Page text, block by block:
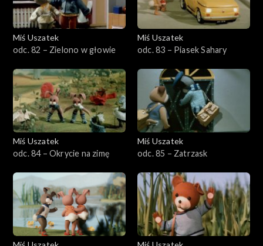
Miś Uszatek
odc. 82 – Zielono w głowie
Miś Uszatek
odc. 83 – Piasek Sahary
Miś Uszatek
odc. 84 – Okrycie na zimę
Miś Uszatek
odc. 85 – Zatrzask